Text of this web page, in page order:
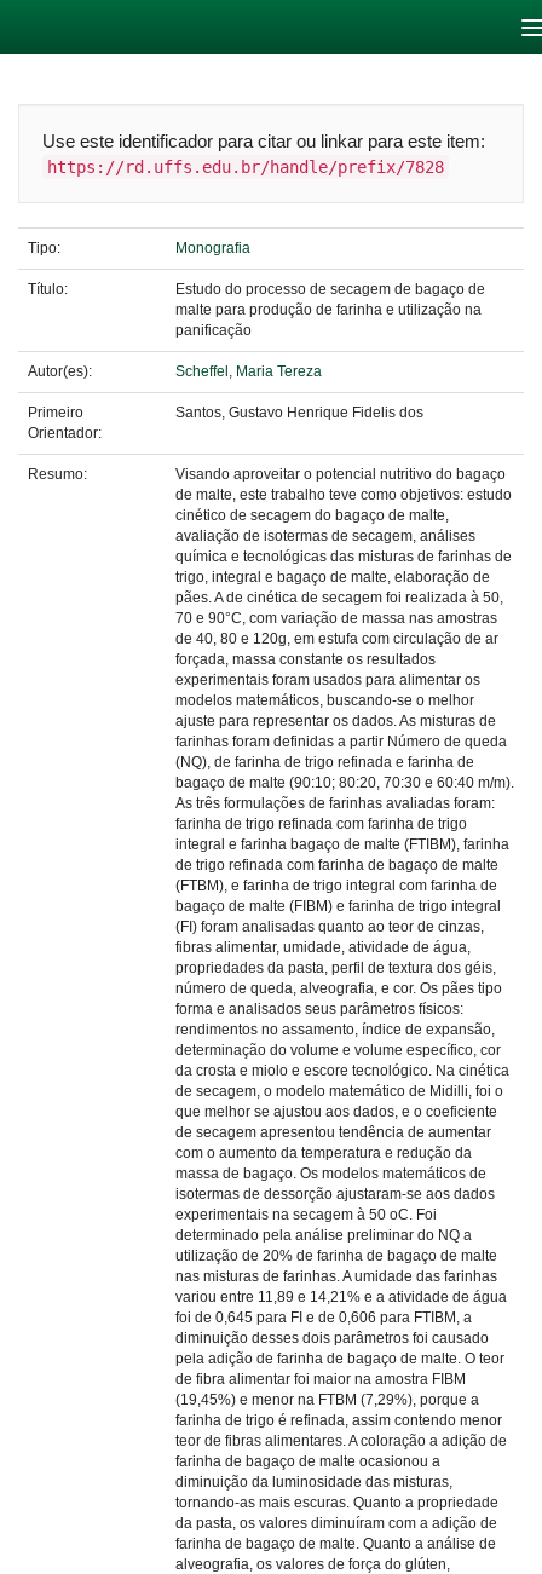
Use este identificador para citar ou linkar para este item:
https://rd.uffs.edu.br/handle/prefix/7828
Tipo: Monografia
Título:
Estudo do processo de secagem de bagaço de
malte para produção de farinha e utilização na
panificação
Autor(es): Scheffel, Maria Tereza
Primeiro
Orientador:
Santos, Gustavo Henrique Fidelis dos
Resumo:
Visando aproveitar o potencial nutritivo do bagaço
de malte, este trabalho teve como objetivos: estudo
cinético de secagem do bagaço de malte,
avaliação de isotermas de secagem, análises
química e tecnológicas das misturas de farinhas de
trigo, integral e bagaço de malte, elaboração de
pães. A de cinética de secagem foi realizada à 50,
70 e 90°C, com variação de massa nas amostras
de 40, 80 e 120g, em estufa com circulação de ar
forçada, massa constante os resultados
experimentais foram usados para alimentar os
modelos matemáticos, buscando-se o melhor
ajuste para representar os dados. As misturas de
farinhas foram definidas a partir Número de queda
(NQ), de farinha de trigo refinada e farinha de
bagaço de malte (90:10; 80:20, 70:30 e 60:40 m/m).
As três formulações de farinhas avaliadas foram:
farinha de trigo refinada com farinha de trigo
integral e farinha bagaço de malte (FTIBM), farinha
de trigo refinada com farinha de bagaço de malte
(FTBM), e farinha de trigo integral com farinha de
bagaço de malte (FIBM) e farinha de trigo integral
(FI) foram analisadas quanto ao teor de cinzas,
fibras alimentar, umidade, atividade de água,
propriedades da pasta, perfil de textura dos géis,
número de queda, alveografia, e cor. Os pães tipo
forma e analisados seus parâmetros físicos:
rendimentos no assamento, índice de expansão,
determinação do volume e volume específico, cor
da crosta e miolo e escore tecnológico. Na cinética
de secagem, o modelo matemático de Midilli, foi o
que melhor se ajustou aos dados, e o coeficiente
de secagem apresentou tendência de aumentar
com o aumento da temperatura e redução da
massa de bagaço. Os modelos matemáticos de
isotermas de dessorção ajustaram-se aos dados
experimentais na secagem à 50 oC. Foi
determinado pela análise preliminar do NQ a
utilização de 20% de farinha de bagaço de malte
nas misturas de farinhas. A umidade das farinhas
variou entre 11,89 e 14,21% e a atividade de água
foi de 0,645 para FI e de 0,606 para FTIBM, a
diminuição desses dois parâmetros foi causado
pela adição de farinha de bagaço de malte. O teor
de fibra alimentar foi maior na amostra FIBM
(19,45%) e menor na FTBM (7,29%), porque a
farinha de trigo é refinada, assim contendo menor
teor de fibras alimentares. A coloração a adição de
farinha de bagaço de malte ocasionou a
diminuição da luminosidade das misturas,
tornando-as mais escuras. Quanto a propriedade
da pasta, os valores diminuíram com a adição de
farinha de bagaço de malte. Quanto a análise de
alveografia, os valores de força do glúten,